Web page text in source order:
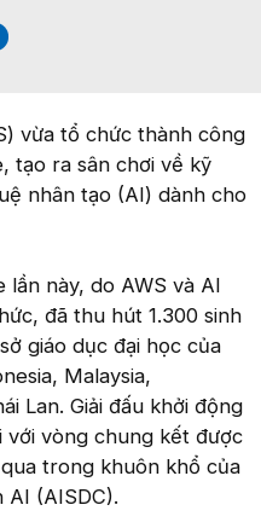
vừa tổ chức thành công
tạo ra sân chơi về kỹ
nhân tạo (AI) dành cho
lần này, do AWS và AI
đã thu hút 1.300 sinh
giáo dục đại học của
Malaysia,
Lan. Giải đấu khởi động
với vòng chung kết được
trong khuôn khổ của
AI (AISDC).